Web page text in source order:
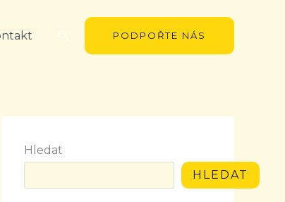
Hledat PODPOŘTE NÁS
Hledat
HLEDAT